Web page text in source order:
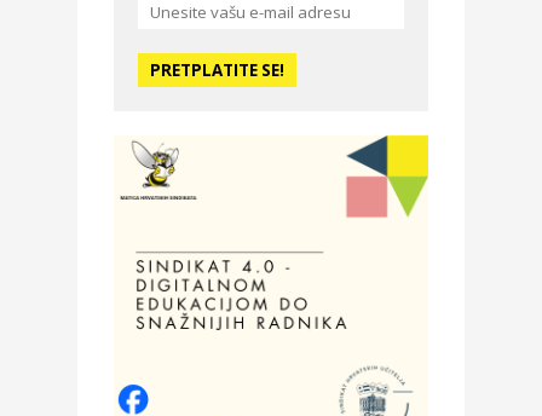
studio – Osijek
Zdravlje i osiguranje
Odmor
Villa Baranja – popust na
smještaj
Povoljnosti